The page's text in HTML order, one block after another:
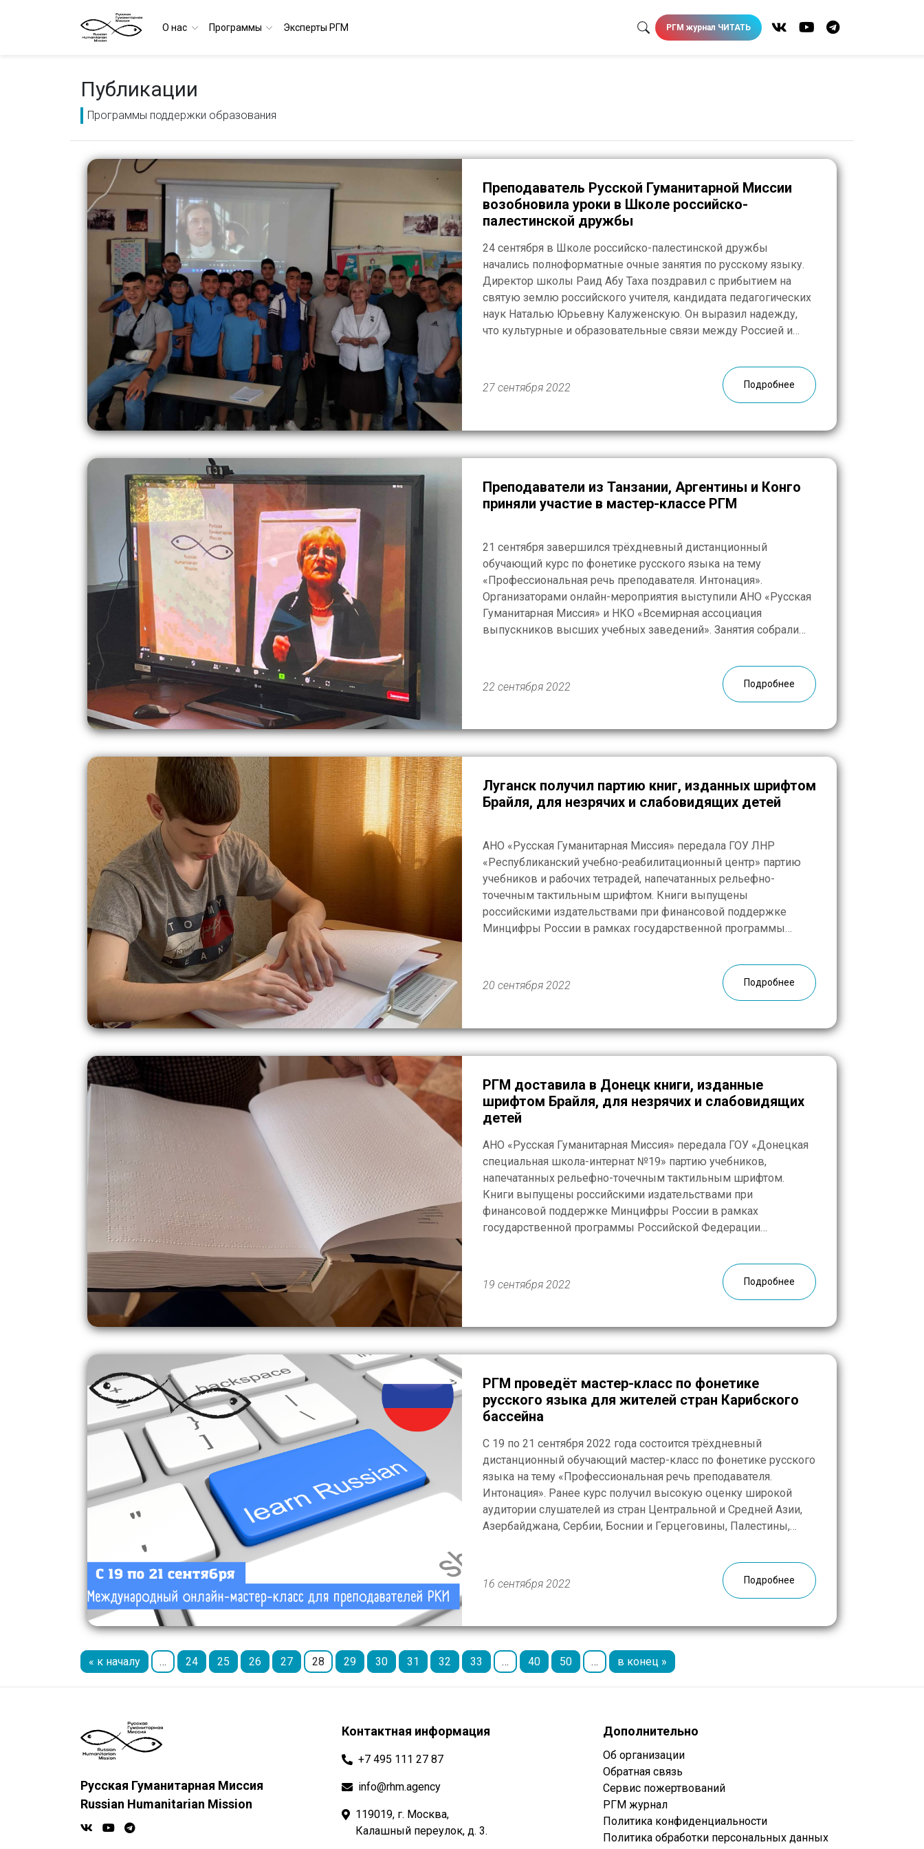
О нас Программы Эксперты РГМ РГМ журнал ЧИТАТЬ
Публикации
Программы поддержки образования
Преподаватель Русской Гуманитарной Миссии
возобновила уроки в Школе российско-
палестинской дружбы
24 сентября в Школе российско-палестинской дружбы
начались полноформатные очные занятия по русскому языку.
Директор школы Раид Абу Таха поздравил с прибытием на
святую землю российского учителя, кандидата педагогических
наук Наталью Юрьевну Калуженскую. Он выразил надежду,
что культурные и образовательные связи между Россией и
российскими и палестинскими учителями и учениками. […]
27 сентября 2022
Подробнее
Преподаватели из Танзании, Аргентины и Конго
приняли участие в мастер-классе РГМ
21 сентября завершился трёхдневный дистанционный
обучающий курс по фонетике русского языка на тему
«Профессиональная речь преподавателя. Интонация».
Организаторами онлайн-мероприятия выступили АНО «Русская
Гуманитарная Миссия» и НКО «Всемирная ассоциация
выпускников высших учебных заведений». Занятия собрали
Марокко и Шри-Ланки. Впервые велась онлайн-трансляция
занятий в […]
22 сентября 2022 Подробнее
Луганск получил партию книг, изданных шрифтом
Брайля, для незрячих и слабовидящих детей
АНО «Русская Гуманитарная Миссия» передала ГОУ ЛНР
«Республиканский учебно-реабилитационный центр» партию
учебников и рабочих тетрадей, напечатанных рельефно-
точечным тактильным шрифтом. Книги выпущены
российскими издательствами при финансовой поддержке
Минцифры России в рамках государственной программы
учреждение получило 166 книг, в том числе учебники и рабочие
тетради по математике, истории, биологии, геометрии, […]
20 сентября 2022 Подробнее
РГМ доставила в Донецк книги, изданные
шрифтом Брайля, для незрячих и слабовидящих
детей
АНО «Русская Гуманитарная Миссия» передала ГОУ «Донецкая
специальная школа-интернат №19» партию учебников,
напечатанных рельефно-точечным тактильным шрифтом.
Книги выпущены российскими издательствами при
финансовой поддержке Минцифры России в рамках
государственной программы Российской Федерации
России, русскому языку и другим предметам. Осваивать
школьную программу […]
19 сентября 2022 Подробнее
РГМ проведёт мастер-класс по фонетике
русского языка для жителей стран Карибского
бассейна
С 19 по 21 сентября 2022 года состоится трёхдневный
дистанционный обучающий мастер-класс по фонетике русского
языка на тему «Профессиональная речь преподавателя.
Интонация». Ранее курс получил высокую оценку широкой
аудитории слушателей из стран Центральной и Средней Азии,
Азербайджана, Сербии, Боснии и Герцеговины, Палестины,
16 сентября 2022
Подробнее
« к началу … 24 25 26 27 28 29 30 31 32 33 … 40 50 … в конец »
Русская Гуманитарная Миссия
Russian Humanitarian Mission
Контактная информация
+7 495 111 27 87
info@rhm.agency
119019, г. Москва,
Калашный переулок, д. 3.
Дополнительно
Об организации
Обратная связь
Сервис пожертвований
РГМ журнал
Политика конфиденциальности
Политика обработки персональных данных